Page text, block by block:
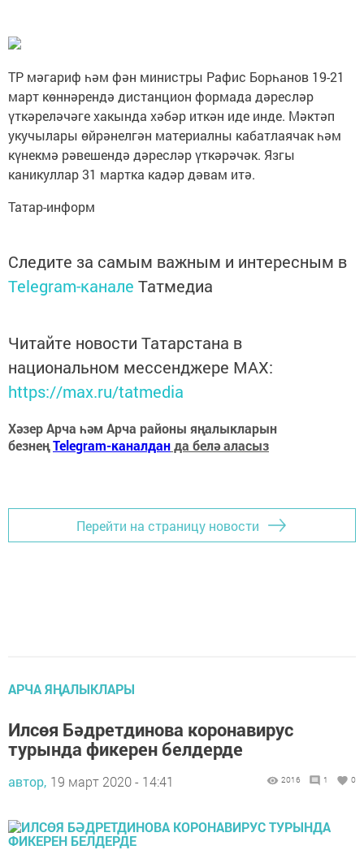
ТР мәгариф һәм фән министры Рафис Борһанов 19-21
март көннәрендә дистанцион формада дәресләр
үткәреләчәге хакында хәбәр иткән иде инде. Мәктәп
укучылары өйрәнелгән материалны кабатлаячак һәм
күнекмә рәвешендә дәресләр үткәрәчәк. Язгы
каникуллар 31 мартка кадәр дәвам итә.
Татар-информ
Следите за самым важным и интересным в
Telegram-канале Татмедиа
Читайте новости Татарстана в
национальном мессенджере MАХ:
https://max.ru/tatmedia
Хәзер Арча һәм Арча районы яңалыкларын
безнеңTelegram-каналданда белә аласыз
Перейти на страницу новости
АРЧА ЯҢАЛЫКЛАРЫ
Илсөя Бәдретдинова коронавирус
турында фикерен белдерде
автор, 19 март 2020 - 14:41 2016 1 0